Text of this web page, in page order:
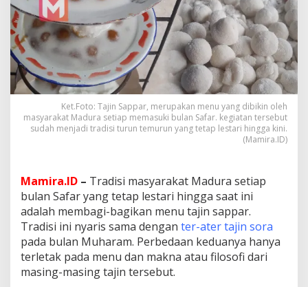
n
g
M
a
d
u
r
a
d
i
B
n
S
f
a
r
d
a
n
Ket.Foto: Tajin Sappar, merupakan menu yang dibikin oleh
masyarakat Madura setiap memasuki bulan Safar. kegiatan tersebut
sudah menjadi tradisi turun temurun yang tetap lestari hingga kini.
(Mamira.ID)
Mamira.ID – Tradisi masyarakat Madura setiap
bulan Safar yang tetap lestari hingga saat ini
adalah membagi-bagikan menu tajin sappar.
Tradisi ini nyaris sama dengan ter-ater tajin sora
pada bulan Muharam. Perbedaan keduanya hanya
terletak pada menu dan makna atau filosofi dari
masing-masing tajin tersebut.